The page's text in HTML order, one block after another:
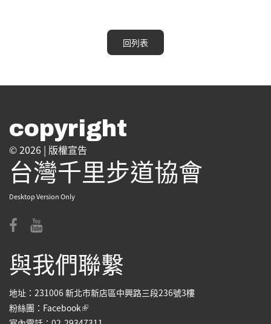
回列表
copyright
© 2026 | 版權宣告
台灣千里步道協會
Desktop Version Only
與我們聯繫
地址：231006 新北市新店區中興路三段236號3樓
粉絲團： Facebook(link is external)